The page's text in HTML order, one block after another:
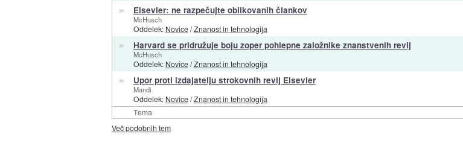
Tema
» Elsevier: ne razpečujte oblikovanih člankov
McHusch
Oddelek: Novice/Znanost in tehnologija
» Harvard se pridružuje boju zoper pohlepne založnike znanstvenih revij
McHusch
Oddelek: Novice/Znanost in tehnologija
» Upor proti izdajatelju strokovnih revij Elsevier
Mandi
Oddelek: Novice/Znanost in tehnologija
Več podobnih tem